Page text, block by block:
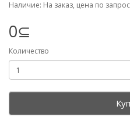
Наличие: На заказ, цена по
0⊆
Количество